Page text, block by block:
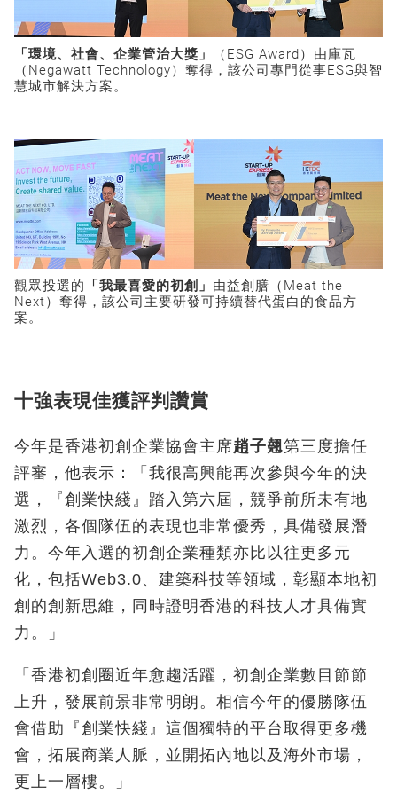
「環境、社會、企業管治大獎」
（ESG Award）由庫瓦
（Negawatt Technology）奪得，該公司專門從事ESG與智
慧城市解決方案。
觀眾投選的 「我最喜愛的初創」 由益創膳（Meat the
Next）奪得，該公司主要研發可持續替代蛋白的食品方
案。
十強表現佳獲評判讚賞
今年是香港初創企業協會主席趙子翹第三度擔任
評審，他表示：「我很高興能再次參與今年的決
選，『創業快綫』踏入第六屆，競爭前所未有地
激烈，各個隊伍的表現也非常優秀，具備發展潛
力。今年入選的初創企業種類亦比以往更多元
化，包括Web3.0、建築科技等領域，彰顯本地初
創的創新思維，同時證明香港的科技人才具備實
力。」
「香港初創圈近年愈趨活躍，初創企業數目節節
上升，發展前景非常明朗。相信今年的優勝隊伍
會借助『創業快綫』這個獨特的平台取得更多機
會，拓展商業人脈，並開拓內地以及海外市場，
更上一層樓。」